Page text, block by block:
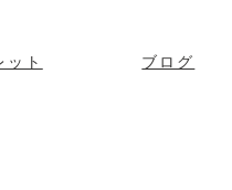
ット ブログ